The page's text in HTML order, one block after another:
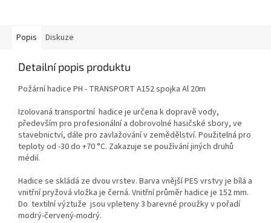
Popis Diskuze
Detailní popis produktu
Požární hadice PH - TRANSPORT A152 spojka Al 20m
Izolovaná transportní hadice je určena k dopravě vody,
především pro profesionální a dobrovolné hasičské sbory, ve
stavebnictví, dále pro zavlažování v zemědělství. Použitelná pro
teploty od -30 do +70 °C. Zakazuje se používání jiných druhů
médií.
Hadice se skládá ze dvou vrstev. Barva vnější PES vrstvy je bílá a
vnitřní pryžová vložka je černá. Vnitřní průměr hadice je 152 mm.
Do textilní výztuže jsou vpleteny 3 barevné proužky v pořadí
modrý-červený-modrý.